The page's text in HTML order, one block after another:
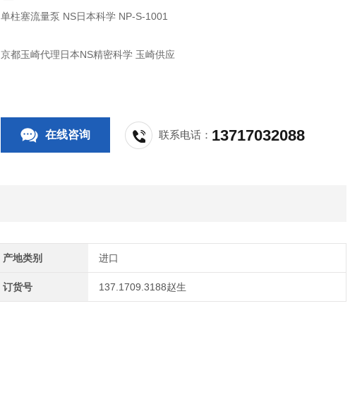
单柱塞流量泵 NS日本科学 NP-S-1001
京都玉崎代理日本NS精密科学 玉崎供应
在线咨询 联系电话： 13717032088
产地类别 进口
订货号 137.1709.3188赵生